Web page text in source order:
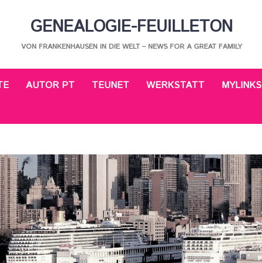
GENEALOGIE-FEUILLETON
VON FRANKENHAUSEN IN DIE WELT – NEWS FOR A GREAT FAMILY
AUTOR PT TEUNET WERKSTATT MYLINKS